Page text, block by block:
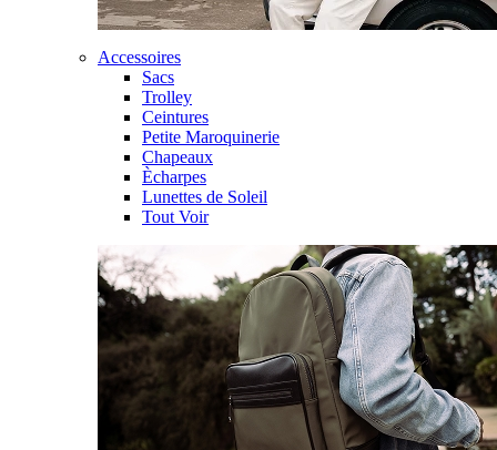
Accessoires
Sacs
Trolley
Ceintures
Petite Maroquinerie
Chapeaux
Ècharpes
Lunettes de Soleil
Tout Voir